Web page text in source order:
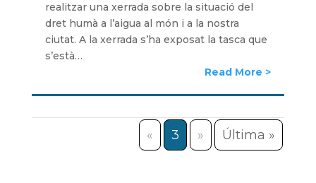
realitzar una xerrada sobre la situació del
dret humà a l’aigua al món i a la nostra
ciutat. A la xerrada s’ha exposat la tasca que
s’està…
Read More
« 3 » Última »